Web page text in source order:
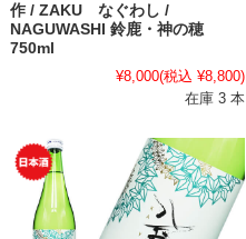
作 / ZAKU なぐわし /
NAGUWASHI 鈴鹿・神の穂
750ml
¥8,000(税込 ¥8,800)
在庫 3 本